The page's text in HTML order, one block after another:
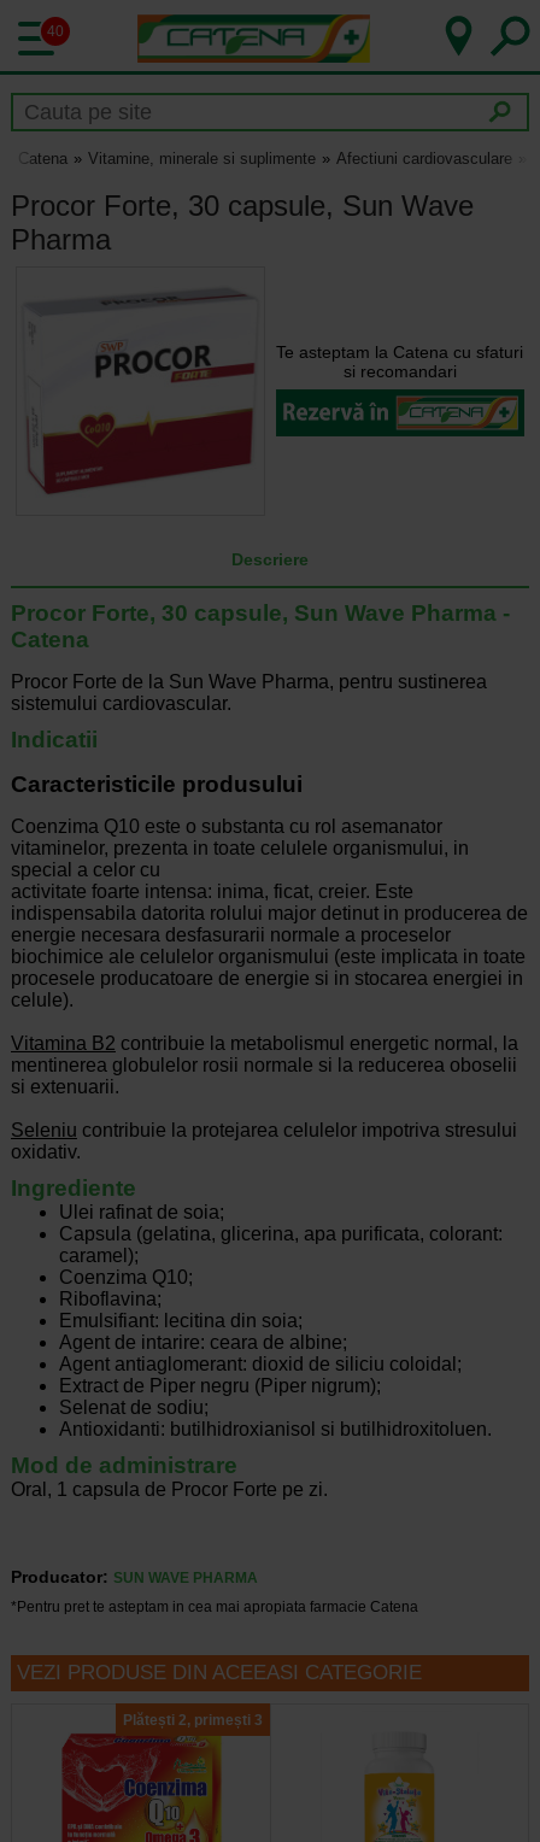
40
Catena Vitamine, minerale si suplimente Afectiuni cardiovasculare
Procor Forte, 30 capsule, Sun Wave
Pharma
Te asteptam la Catena cu sfaturi
si recomandari
Descriere
Procor Forte, 30 capsule, Sun Wave Pharma -
Catena
Procor Forte de la Sun Wave Pharma, pentru sustinerea
sistemului cardiovascular.
Indicatii
Caracteristicile produsului
Coenzima Q10 este o substanta cu rol asemanator
vitaminelor, prezenta in toate celulele organismului, in
special a celor cu
activitate foarte intensa: inima, ficat, creier. Este
indispensabila datorita rolului major detinut in producerea de
energie necesara desfasurarii normale a proceselor
biochimice ale celulelor organismului (este implicata in toate
procesele producatoare de energie si in stocarea energiei in
celule).
Vitamina B2 contribuie la metabolismul energetic normal, la
mentinerea globulelor rosii normale si la reducerea oboselii
si extenuarii.
Seleniu contribuie la protejarea celulelor impotriva stresului
oxidativ.
Ingrediente
Ulei rafinat de soia;
Capsula (gelatina, glicerina, apa purificata, colorant:
caramel);
Coenzima Q10;
Riboflavina;
Emulsifiant: lecitina din soia;
Agent de intarire: ceara de albine;
Agent antiaglomerant: dioxid de siliciu coloidal;
Extract de Piper negru (Piper nigrum);
Selenat de sodiu;
Antioxidanti: butilhidroxianisol si butilhidroxitoluen.
Mod de administrare
Oral, 1 capsula de Procor Forte pe zi.
Producator: SUN WAVE PHARMA
*Pentru pret te asteptam in cea mai apropiata farmacie Catena
VEZI PRODUSE DIN ACEEASI CATEGORIE
Plătești 2, primești 3